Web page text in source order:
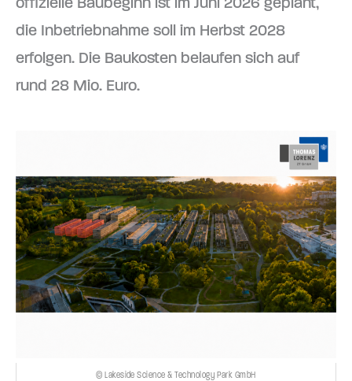
die Inbetriebnahme soll im Herbst 2028
erfolgen. Die Baukosten belaufen sich auf
rund 28 Mio. Euro.
© Lakeside Science & Technology Park GmbH